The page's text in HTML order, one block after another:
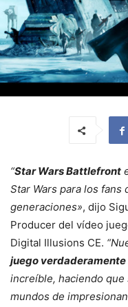
“Star Wars Battlefront
Star Wars para los fans
generaciones», dijo
Producer del vídeo
Digital Illusions CE.
juego
increíble, haciendo
mundos de